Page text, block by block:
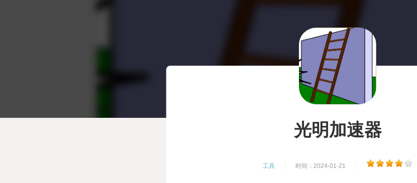
光明加速器
工具 时间：2024-01-21